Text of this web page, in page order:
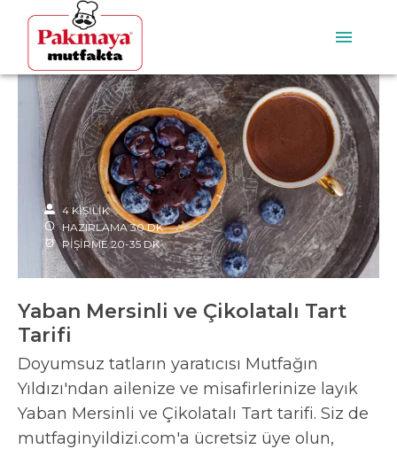
4 KİŞİLİK
HAZIRLAMA 30 DK
PİŞİRME 20-35 DK
Yaban Mersinli ve Çikolatalı Tart
Tarifi
Doyumsuz tatların yaratıcısı Mutfağın
Yıldızı'ndan ailenize ve misafirlerinize layık
Yaban Mersinli ve Çikolatalı Tart tarifi. Siz de
mutfaginyildizi.com'a ücretsiz üye olun,